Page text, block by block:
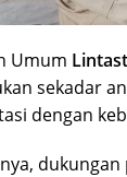
Umum
sekadar
dengan